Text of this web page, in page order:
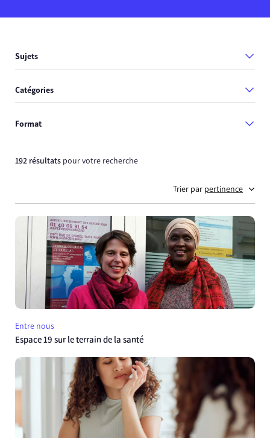
Sujets
Catégories
Format
192 résultats pour votre recherche
Trier par pertinence
Entre nous
Espace 19 sur le terrain de la santé